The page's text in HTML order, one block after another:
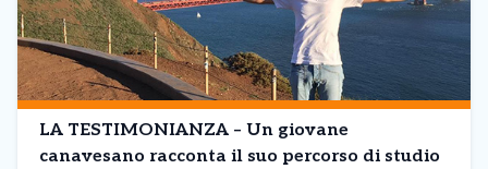
LA TESTIMONIANZA – Un giovane
canavesano racconta il suo percorso di studio